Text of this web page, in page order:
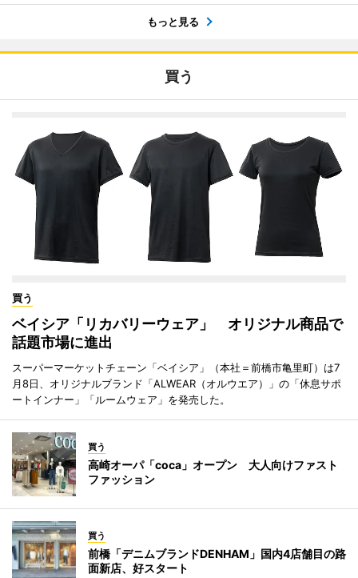
もっと見る
買う
買う
ベイシア「リカバリーウェア」 オリジナル商品で
話題市場に進出
スーパーマーケットチェーン「ベイシア」（本社＝前橋市亀里町）は7
月8日、オリジナルブランド「ALWEAR（オルウエア）」の「休息サポ
ートインナー」「ルームウェア」を発売した。
買う
高崎オーパ「coca」オープン 大人向けファスト
ファッション
買う
前橋「デニムブランドDENHAM」国内4店舗目の路
面新店、好スタート